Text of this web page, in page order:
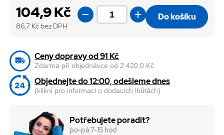
104,9 Kč
86,7 Kč bez DPH
Do košíku
Ceny dopravy od 91 Kč
Zdarma při objednávce od 2 420,0 Kč
Objednejte do 12:00, odešleme dnes
(klikni pro informaci o dodacích lhůtách)
Potřebujete poradit?
po-pá 7-15 hod